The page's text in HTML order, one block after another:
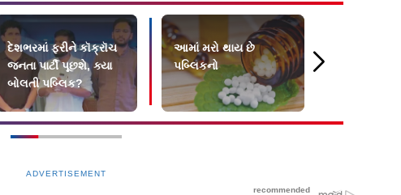
દેશભરમાં ફરીને કૉક્રૉચ
જનતા પાર્ટી પૂછશે, ક્યા
બોલતી પબ્લિક?
આમાં મરો થાય છે
પબ્લિકનો
ADVERTISEMENT